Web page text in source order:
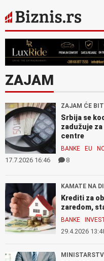
ZAJAM
ZAJAM ĆE
Srbija se
zadužuje
centre
BANKE EU
17.7.2026 16:46 8
KAMATE NA
Krediti za
zaredom,
BANKE
29.4.2026